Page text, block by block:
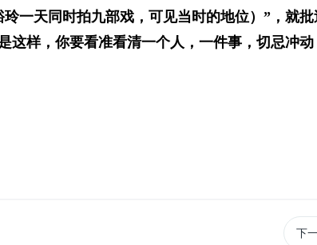
一天同时拍九部戏，可见当时的地位）”，就
这样，你要看准看清一个人，一件事，切忌冲动
下